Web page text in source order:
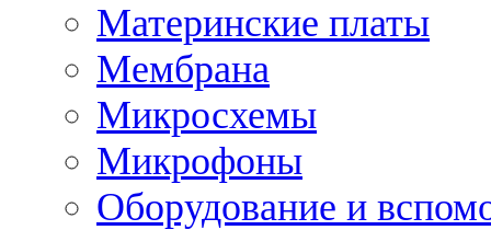
Материнские платы
Мембрана
Микросхемы
Микрофоны
Оборудование и